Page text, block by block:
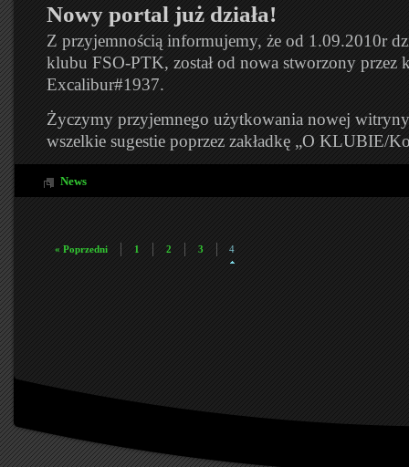
Nowy portal już działa!
Z przyjemnością informujemy, że od 1.09.2010r
klubu FSO-PTK, został od nowa stworzony przez
Excalibur#1937.
Życzymy przyjemnego użytkowania nowej
wszelkie sugestie poprzez zakładkę „O KLUBIE/
News
« Poprzedni 1 2 3 4